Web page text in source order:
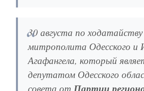
30 августа по ходатайству
митрополита Одесского и
Агафангела, который
депутатом Одесского
совета от Партии